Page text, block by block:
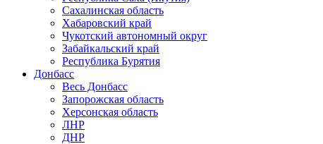
Сахалинская область
Хабаровский край
Чукотский автономный округ
Забайкальский край
Республика Бурятия
Донбасс
Весь Донбасс
Запорожская область
Херсонская область
ЛНР
ДНР